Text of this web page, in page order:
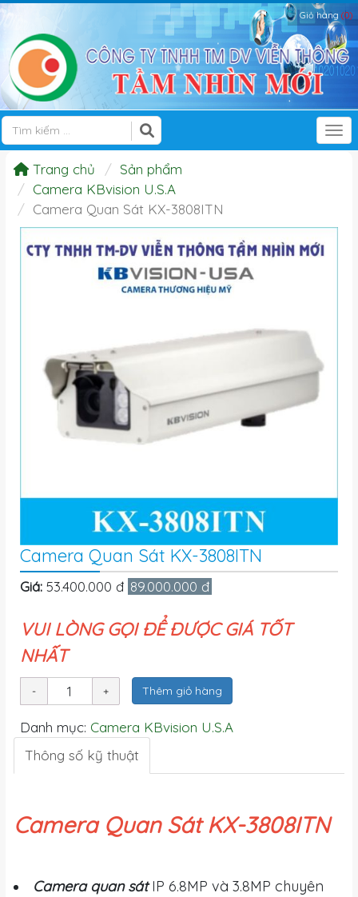
Giỏ hàng (0)
Trang chủ
Sản phẩm
Camera KBvision U.S.A
Camera Quan Sát KX-3808ITN
Camera Quan Sát KX-3808ITN
Giá: 53.400.000 đ 89.000.000 đ
VUI LÒNG GỌI ĐỂ ĐƯỢC GIÁ TỐT
NHẤT
Thêm giỏ hàng
Danh mục: Camera KBvision U.S.A
Thông số kỹ thuật
Camera Quan Sát KX-3808ITN
Camera quan sátIP 6.8MP và 3.8MP chuyên